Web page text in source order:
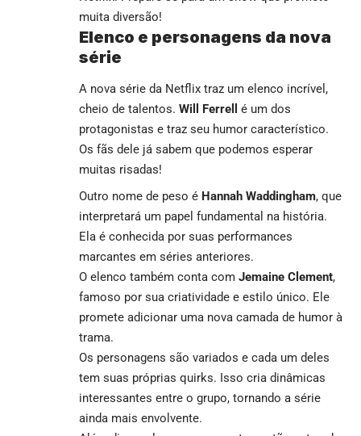
muita diversão!
Elenco e personagens da nova
série
A nova série da Netflix traz um elenco incrível,
cheio de talentos. Will Ferrell
é um dos
protagonistas e traz seu humor característico.
Os fãs dele já sabem que podemos esperar
muitas risadas!
Outro nome de peso é Hannah Waddingham, que
interpretará um papel fundamental na história.
Ela é conhecida por suas performances
marcantes em séries anteriores.
O elenco também conta com Jemaine Clement,
famoso por sua criatividade e estilo único. Ele
promete adicionar uma nova camada de humor à
trama.
Os personagens são variados e cada um deles
tem suas próprias quirks. Isso cria dinâmicas
interessantes entre o grupo, tornando a série
ainda mais envolvente.